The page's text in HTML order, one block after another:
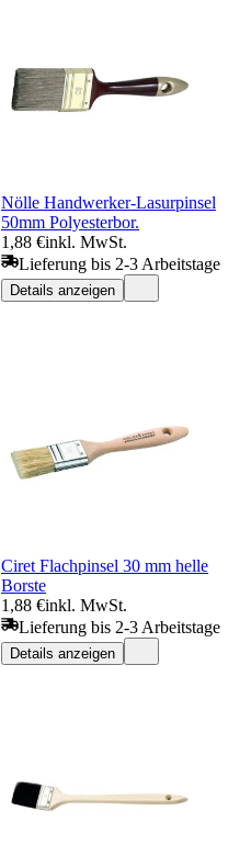
Nölle Handwerker-Lasurpinsel
50mm Polyesterbor.
1,88 €inkl. MwSt.
Lieferung bis 2-3 Arbeitstage
Details anzeigen
Ciret Flachpinsel 30 mm helle
Borste
1,88 €inkl. MwSt.
Lieferung bis 2-3 Arbeitstage
Details anzeigen